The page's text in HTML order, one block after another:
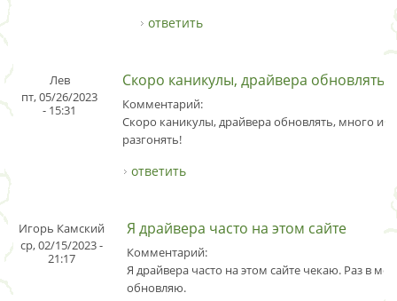
ответить
Лев
пт, 05/26/2023
- 15:31
Скоро каникулы, драйвера обновлять
Комментарий:
Скоро каникулы, драйвера обновлять, много
разгонять!
ответить
Игорь Камский
ср, 02/15/2023 -
21:17
Я драйвера часто на этом сайте
Комментарий:
Я драйвера часто на этом сайте чекаю. Раз в
обновляю.